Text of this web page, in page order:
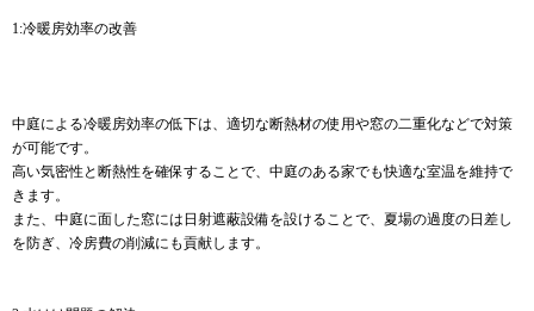
1:冷暖房効率の改善
中庭による冷暖房効率の低下は、適切な断熱材の使用や窓の二重化などで対策
が可能です。
高い気密性と断熱性を確保することで、中庭のある家でも快適な室温を維持で
きます。
また、中庭に面した窓には日射遮蔽設備を設けることで、夏場の過度の日差し
を防ぎ、冷房費の削減にも貢献します。